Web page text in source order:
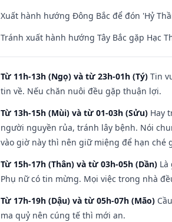
Xuất hành hướng Đông Bắc để đón 'Hỷ
Tránh xuất hành hướng Tây Bắc gặp Hạc
Từ 11h-13h (Ngọ) và từ 23h-01h (Tý) Tin
tin về. Nếu chăn nuôi đều gặp thuận lợi.
Từ 13h-15h (Mùi) và từ 01-03h (Sửu) Hay
người nguyền rủa, tránh lây bệnh. Nói
vào giờ này thì nên giữ miệng để hạn ché
Từ 15h-17h (Thân) và từ 03h-05h (Dần)
Phụ nữ có tin mừng. Mọi việc trong nhà
Từ 17h-19h (Dậu) và từ 05h-07h (Mão)
ma quỷ nên cúng tế thì mới an.